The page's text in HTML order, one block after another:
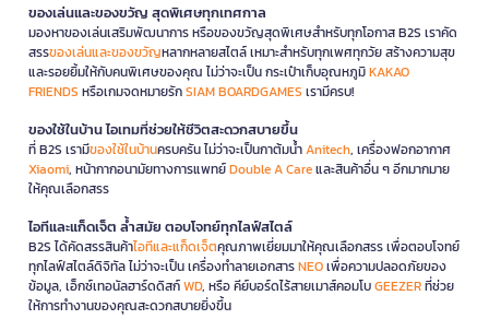
ของเล่นและของขวัญ สุดพิเศษทุกเทศกาล
มองหาของเล่นเสริมพัฒนาการ หรือของขวัญสุดพิเศษสำหรับทุกโอกาส B2S เราคัด
สรรของเล่นและของขวัญหลากหลายสไตล์ เหมาะสำหรับทุกเพศทุกวัย สร้างความสุข
และรอยยิ้มให้กับคนพิเศษของคุณ ไม่ว่าจะเป็น กระเป๋าเก็บอุณหภูมิKAKAO
FRIENDS หรือเกมจดหมายรักSIAM BOARDGAMES เรามีครบ!
ของใช้ในบ้าน ไอเทมที่ช่วยให้ชีวิตสะดวกสบายขึ้น
ที่ B2S เรามีของใช้ในบ้านครบครัน ไม่ว่าจะเป็นกาต้มน้ำAnitech, เครื่องฟอกอากาศ
Xiaomi, หน้ากากอนามัยทางการแพทย์Double A Careและสินค้าอื่น ๆ อีกมากมาย
ให้คุณเลือกสรร
ไอทีและแก็ดเจ็ต ล้ำสมัย ตอบโจทย์ทุกไลฟ์สไตล์
B2S ได้คัดสรรสินค้าไอทีและแก็ดเจ็ตคุณภาพเยี่ยมมาให้คุณเลือกสรร เพื่อตอบโจทย์
ทุกไลฟ์สไตล์ดิจิทัล ไม่ว่าจะเป็น เครื่องทำลายเอกสารNEOเพื่อความปลอดภัยของ
ข้อมูล, เอ็กซ์เทอนัลฮาร์ดดิสก์WD, หรือ คีย์บอร์ดไร้สายเมาส์คอมโบGEEZERที่ช่วย
ให้การทำงานของคุณสะดวกสบายยิ่งขึ้น